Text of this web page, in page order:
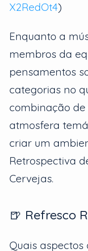
X2RedOt4)
Enquanto a
membros da
pensamentos
categorias no
combinação de
atmosfera
criar um
Retrospectiva
Cervejas.
🍺 Refresco
Quais